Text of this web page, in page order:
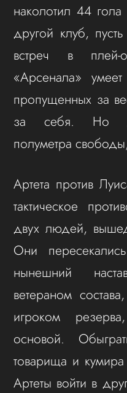
наколотил 44
другой клуб,
встреч в плей-
«Арсенала»
пропущенных за
за себя. Но
полуметра
Артета против
тактическое
двух людей,
Они
нынешний
ветераном
игроком
основой.
товарища и
Артеты войти в